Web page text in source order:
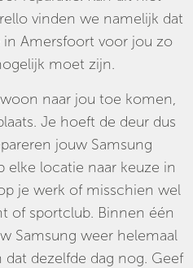
vinden we namelijk dat
in Amersfoort voor jou zo
moet zijn.
naar jou toe komen,
Je hoeft de deur dus
jouw Samsung
locatie naar keuze in
je werk of misschien wel
of sportclub. Binnen één
Samsung weer helemaal
dat dezelfde dag nog. Geef